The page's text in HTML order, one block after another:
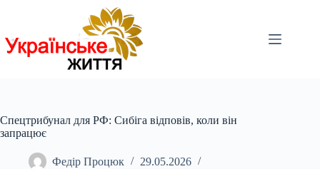
Спецтрибунал для РФ: Сибіга відповів, коли він
запрацює
Федір Процюк
29.05.2026